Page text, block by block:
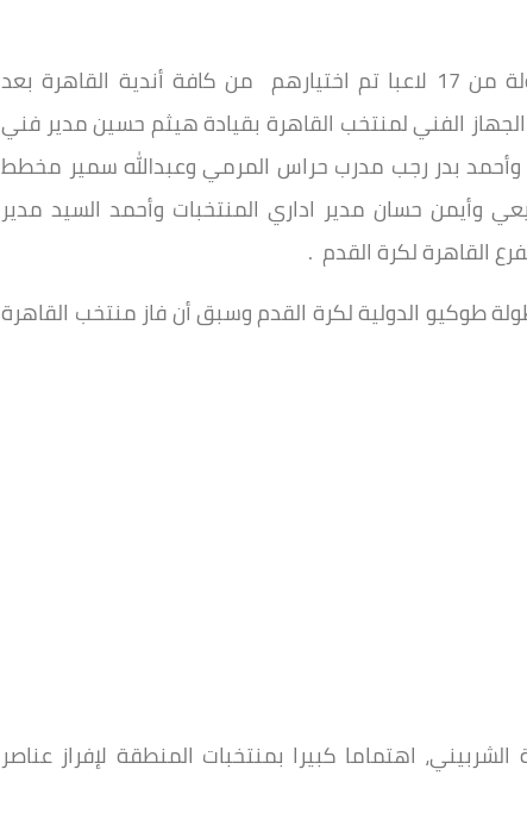
| ويتكون الفريق المشارك فى البطولة من 17 لاعبا تم اختيارهم من كافة أندية القاهرة بعد
الجهاز الفني لمنتخب القاهرة بقيادة هيثم حسين مدير فني
بدر رجب مدرب حراس المرمي وعبدالله سمير مخطط
وأيمن حسان مدير اداري المنتخبات وأحمد السيد مدير
القاهرة لكرة القدم .
طوكيو الدولية لكرة القدم وسبق أن فاز منتخب القاهرة
اهتماما كبيرا بمنتخبات المنطقة لإفراز عناصر